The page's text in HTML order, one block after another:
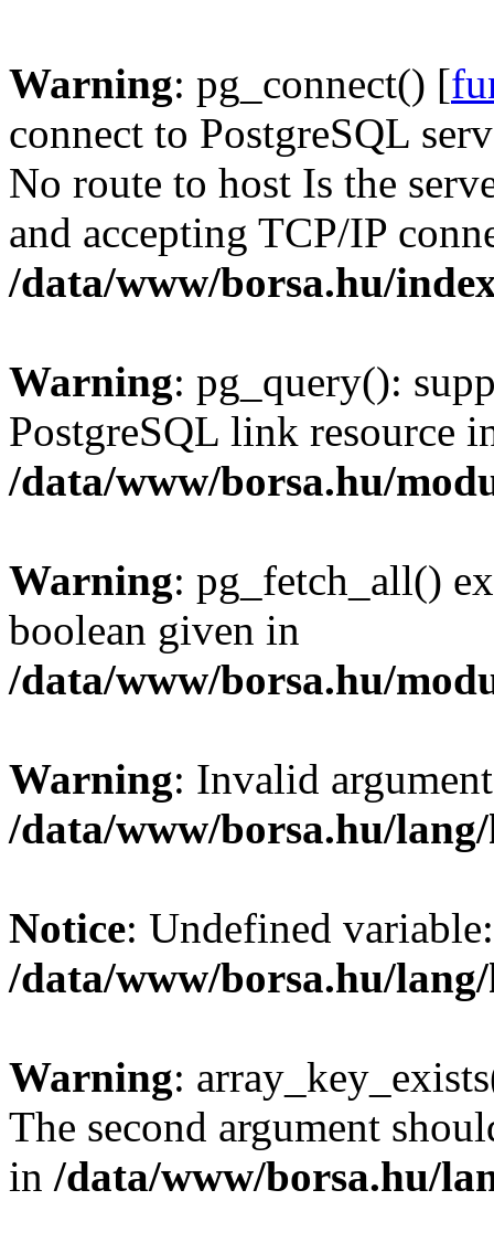
Warning: pg_connect() [
connect to PostgreSQL
No route to host Is the
and accepting TCP/IP
/data/www/borsa.hu/
Warning: pg_query():
PostgreSQL link resource
/data/www/borsa.hu/
Warning: pg_fetch_all()
boolean given in
/data/www/borsa.hu/
Warning: Invalid
/data/www/borsa.hu/
Notice: Undefined
/data/www/borsa.hu/
Warning:
The second argument
in /data/www/borsa.hu/